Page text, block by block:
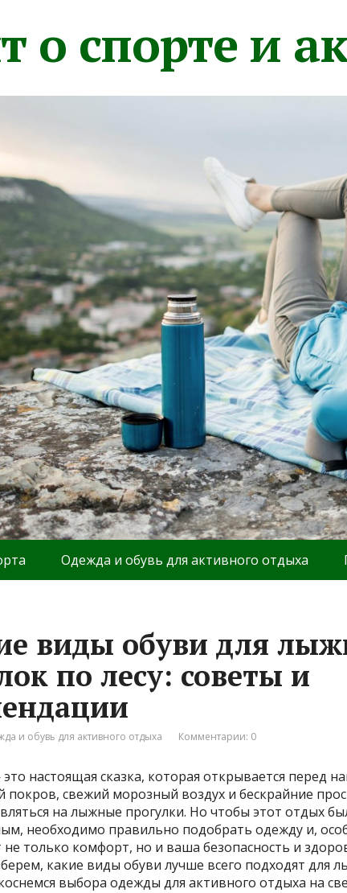
о спорте и
Одежда и обувь для активного отдыха
виды обуви для
по лесу: советы и
и обувь для активного отдыха Комментарии: 0
настоящая сказка, которая открывается перед
покров, свежий морозный воздух и бескрайние
на лыжные прогулки. Но чтобы этот отдых
необходимо правильно подобрать одежду и,
не только комфорт, но и ваша безопасность и
какие виды обуви лучше всего подходят для
выбора одежды для активного отдыха на